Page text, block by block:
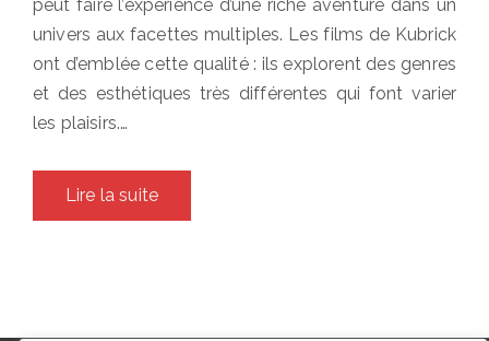
peut faire l’expérience d’une riche aventure dans un
univers aux facettes multiples. Les films de Kubrick
ont d’emblée cette qualité : ils explorent des genres
et des esthétiques très différentes qui font varier
les plaisirs.…
Lire la suite